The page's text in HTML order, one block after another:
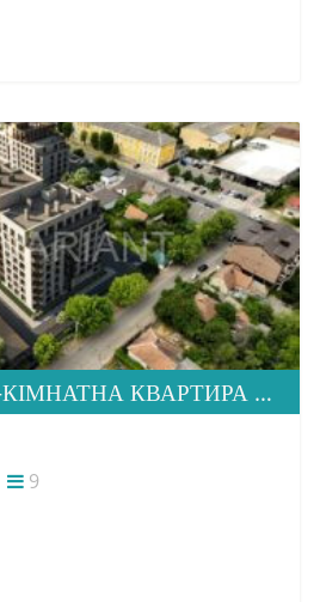
ПРОДАЄТЬСЯ 2-КІМНАТНА КВАРТИРА В НОВОМУ ЖК “ДІМ ДРУГЕТІВ”
9